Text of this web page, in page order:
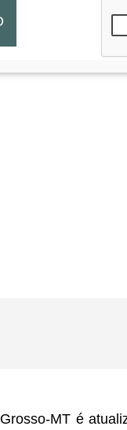
MT é